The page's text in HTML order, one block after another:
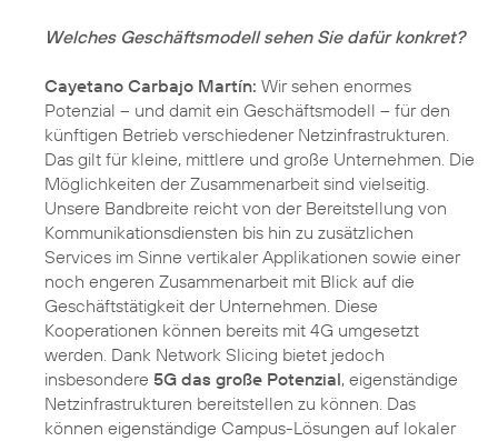
Welches Geschäftsmodell sehen Sie dafür konkret?
Cayetano Carbajo Martín: Wir sehen enormes
Potenzial – und damit ein Geschäftsmodell – für den
künftigen Betrieb verschiedener Netzinfrastrukturen.
Das gilt für kleine, mittlere und große Unternehmen. Die
Möglichkeiten der Zusammenarbeit sind vielseitig.
Unsere Bandbreite reicht von der Bereitstellung von
Kommunikationsdiensten bis hin zu zusätzlichen
Services im Sinne vertikaler Applikationen sowie einer
noch engeren Zusammenarbeit mit Blick auf die
Geschäftstätigkeit der Unternehmen. Diese
Kooperationen können bereits mit 4G umgesetzt
werden. Dank Network Slicing bietet jedoch
insbesondere 5G das große Potenzial, eigenständige
Netzinfrastrukturen bereitstellen zu können. Das
können eigenständige Campus-Lösungen auf lokaler